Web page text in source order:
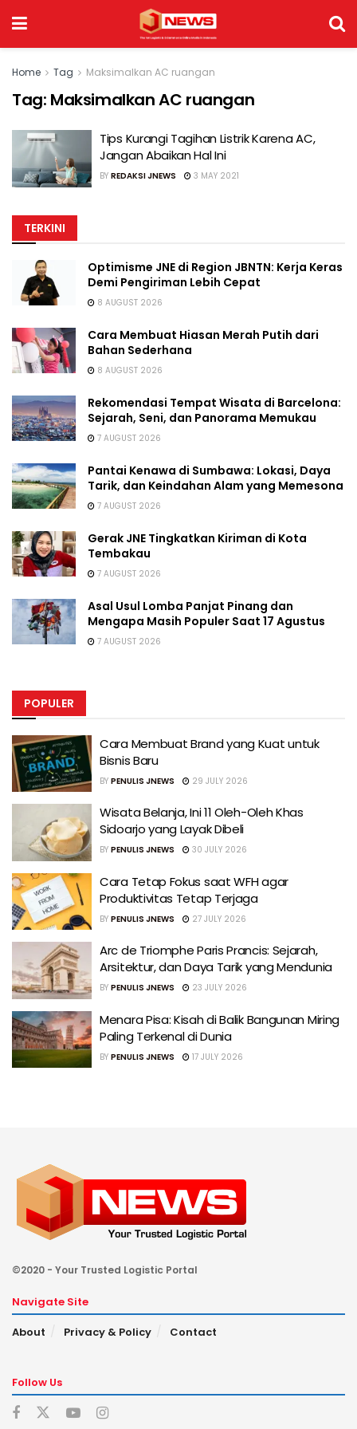
Home Tag Maksimalkan AC ruangan
Tag: Maksimalkan AC ruangan
Tips Kurangi Tagihan Listrik Karena AC,
Jangan Abaikan Hal Ini
BY REDAKSI JNEWS 3 MAY 2021
TERKINI
Optimisme JNE di Region JBNTN: Kerja Keras
Demi Pengiriman Lebih Cepat
8 AUGUST 2026
Cara Membuat Hiasan Merah Putih dari
Bahan Sederhana
8 AUGUST 2026
Rekomendasi Tempat Wisata di Barcelona:
Sejarah, Seni, dan Panorama Memukau
7 AUGUST 2026
Pantai Kenawa di Sumbawa: Lokasi, Daya
Tarik, dan Keindahan Alam yang Memesona
7 AUGUST 2026
Gerak JNE Tingkatkan Kiriman di Kota
Tembakau
7 AUGUST 2026
Asal Usul Lomba Panjat Pinang dan
Mengapa Masih Populer Saat 17 Agustus
7 AUGUST 2026
POPULER
Cara Membuat Brand yang Kuat untuk
Bisnis Baru
BY PENULIS JNEWS 29 JULY 2026
Wisata Belanja, Ini 11 Oleh-Oleh Khas
Sidoarjo yang Layak Dibeli
BY PENULIS JNEWS 30 JULY 2026
Cara Tetap Fokus saat WFH agar
Produktivitas Tetap Terjaga
BY PENULIS JNEWS 27 JULY 2026
Arc de Triomphe Paris Prancis: Sejarah,
Arsitektur, dan Daya Tarik yang Mendunia
BY PENULIS JNEWS 23 JULY 2026
Menara Pisa: Kisah di Balik Bangunan Miring
Paling Terkenal di Dunia
BY PENULIS JNEWS 17 JULY 2026
©2020 - Your Trusted Logistic Portal
Navigate Site
About
Privacy & Policy Contact
Follow Us